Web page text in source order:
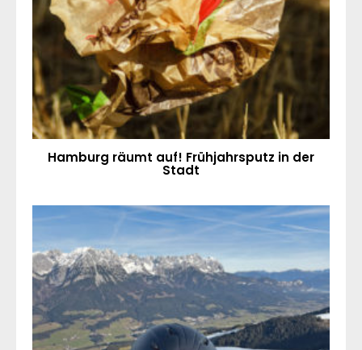
Hamburg räumt auf! Frühjahrsputz in der
Stadt